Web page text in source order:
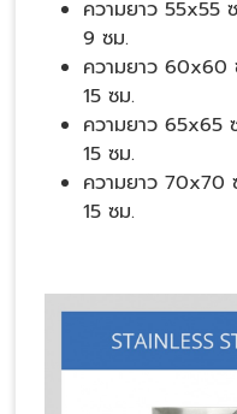
ความยาว 55x55
9 ซม.
ความยาว 60x60
15 ซม.
ความยาว 65x65
15 ซม.
ความยาว 70x70
15 ซม.